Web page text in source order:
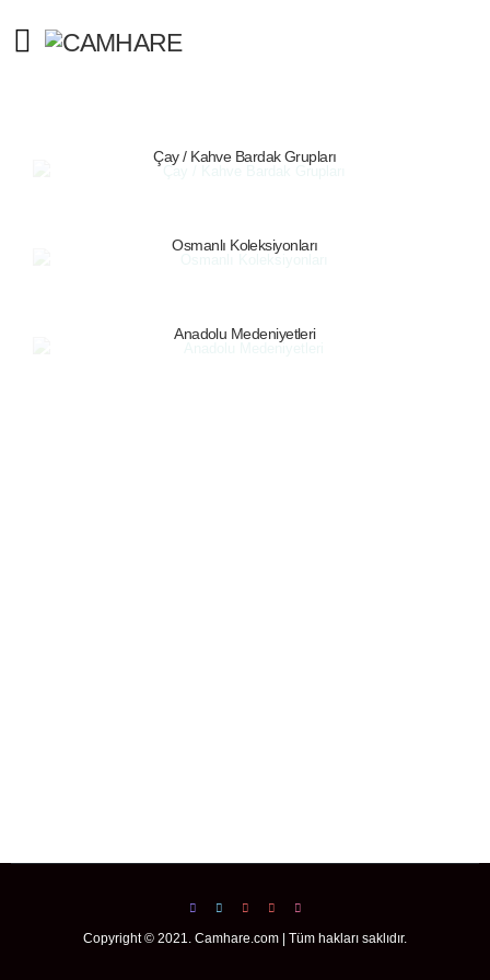
Çay / Kahve Bardak Grupları
Osmanlı Koleksiyonları
Anadolu Medeniyetleri
Copyright © 2021. Camhare.com | Tüm hakları saklıdır.